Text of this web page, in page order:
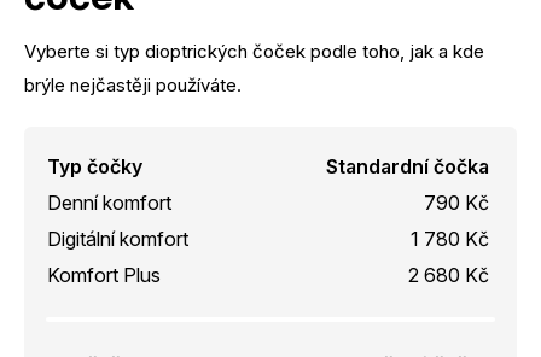
Vyberte si typ dioptrických čoček podle toho, jak a kde
brýle nejčastěji používáte.
Typ čočky
Standardní čočka
Denní komfort
790 Kč
Digitální komfort
1 780 Kč
Komfort Plus
2 680 Kč